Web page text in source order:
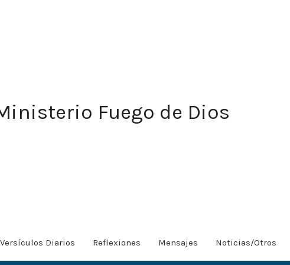
Fuego de Dios
Versículos Diarios Reflexiones Mensajes Noticias/Otros